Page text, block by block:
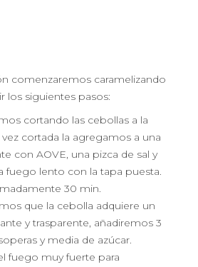
comenzaremos caramelizando
los siguientes pasos:
cortando las cebollas a la
vez cortada la agregamos a una
con AOVE, una pizca de sal y
fuego lento con la tapa puesta.
30 min.
que la cebolla adquiere un
y trasparente, añadiremos 3
y media de azúcar.
fuego muy fuerte para